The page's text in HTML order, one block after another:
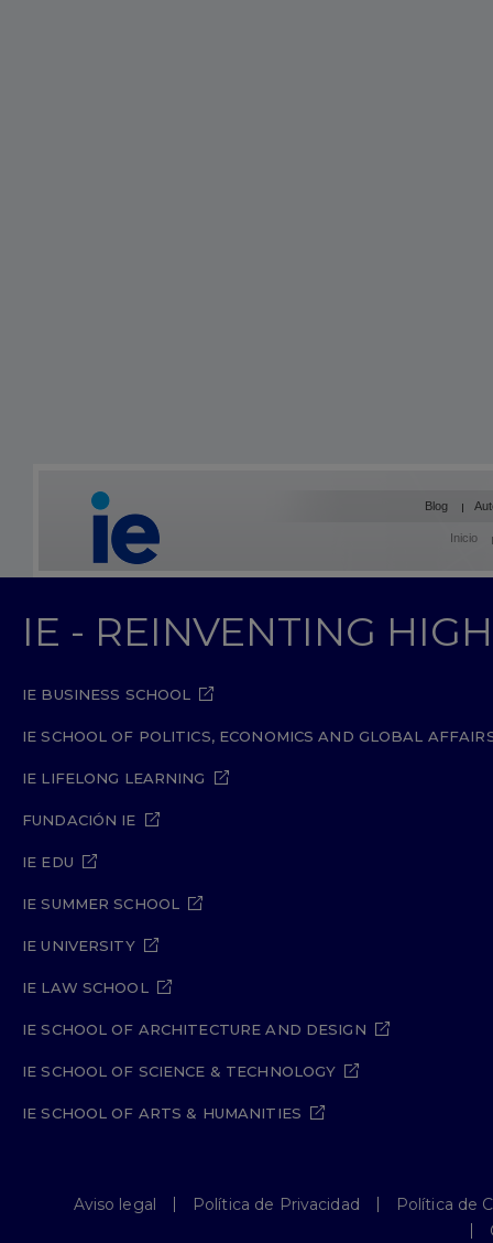
Blog
Inicio
IE - REINVENTING
IE BUSINESS SCHOOL
IE SCHOOL OF POLITICS, ECONOMICS AND GLOBAL
IE LIFELONG LEARNING
FUNDACIÓN IE
IE EDU
IE SUMMER SCHOOL
IE UNIVERSITY
IE LAW SCHOOL
IE SCHOOL OF ARCHITECTURE AND DESIGN
IE SCHOOL OF SCIENCE & TECHNOLOGY
IE SCHOOL OF ARTS & HUMANITIES
Aviso legal Política de Privacidad
Política de